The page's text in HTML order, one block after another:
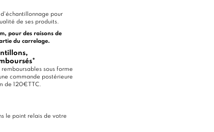
pour
de ses produits.
pour des raisons de
du carrelage.
sous forme
commande postérieure
de 120€TTC.
le point relais de votre